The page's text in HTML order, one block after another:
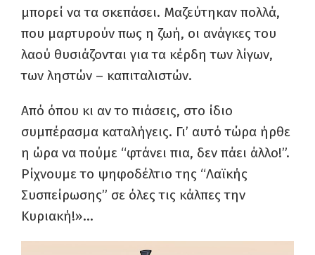
μπορεί να τα σκεπάσει. Μαζεύτηκαν πολλά,
που μαρτυρούν πως η ζωή, οι ανάγκες του
λαού θυσιάζονται για τα κέρδη των λίγων,
των ληστών – καπιταλιστών.
Από όπου κι αν το πιάσεις, στο ίδιο
συμπέρασμα καταλήγεις. Γι’ αυτό τώρα ήρθε
η ώρα να πούμε “φτάνει πια, δεν πάει άλλο!”.
Ρίχνουμε το ψηφοδέλτιο της “Λαϊκής
Συσπείρωσης” σε όλες τις κάλπες την
Κυριακή!»…